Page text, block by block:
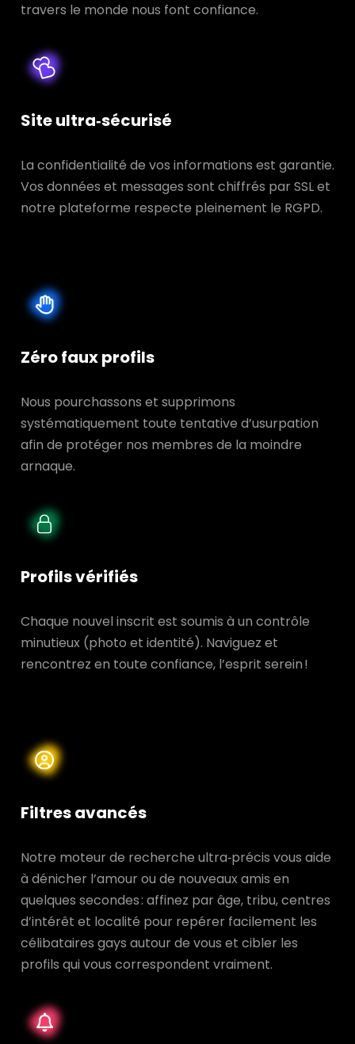
travers le monde nous font confiance.
Site ultra‑sécurisé
La confidentialité de vos informations est garantie.
Vos données et messages sont chiffrés par SSL et
notre plateforme respecte pleinement le RGPD.
Zéro faux profils
Nous pourchassons et supprimons
systématiquement toute tentative d’usurpation
afin de protéger nos membres de la moindre
arnaque.
Profils vérifiés
Chaque nouvel inscrit est soumis à un contrôle
minutieux (photo et identité). Naviguez et
rencontrez en toute confiance, l’esprit serein !
Filtres avancés
Notre moteur de recherche ultra‑précis vous aide
à dénicher l’amour ou de nouveaux amis en
quelques secondes : affinez par âge, tribu, centres
d’intérêt et localité pour repérer facilement les
célibataires gays autour de vous et cibler les
profils qui vous correspondent vraiment.